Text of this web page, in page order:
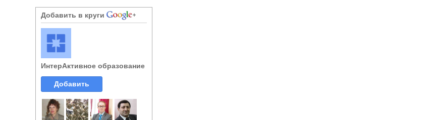
Добавить в круги
ИнтерАктивное образование
Добавить